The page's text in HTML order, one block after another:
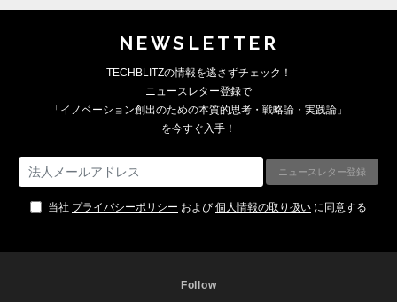
NEWSLETTER
TECHBLITZの情報を逃さずチェック！
ニュースレター登録で
「イノベーション創出のための本質的思考・戦略論・実践論」
を今すぐ入手！
当社 プライバシーポリシー および 個人情報の取り扱い に同意する
Follow